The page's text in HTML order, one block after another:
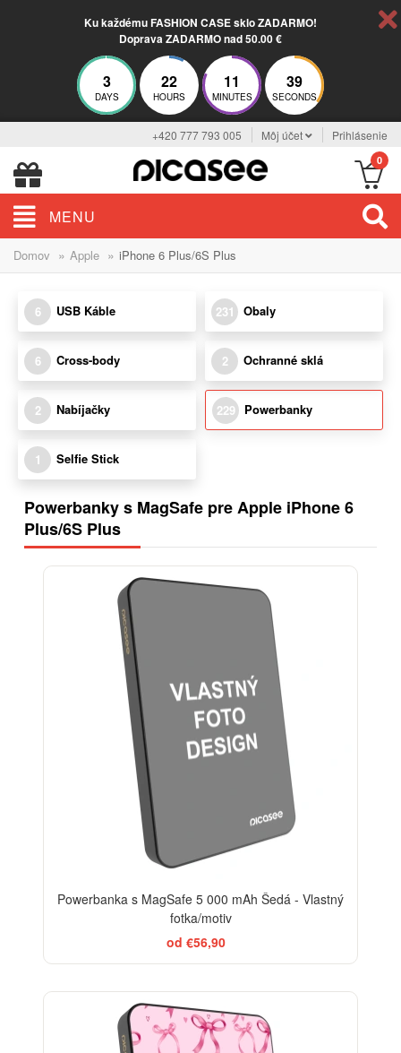
Ku každému FASHION CASE sklo ZADARMO!
Doprava ZADARMO nad 50.00 €
3
DAYS
22
HOURS
11
MINUTES
38
SECONDS
+420 777 793 005 Môj účet Prihlásenie
0
MENU
Domov » Apple » iPhone 6 Plus/6S Plus
6 USB Káble 231 Obaly
6 Cross-body 2 Ochranné sklá
2 Nabíjačky 229 Powerbanky
1 Selfie Stick
Powerbanky s MagSafe pre Apple iPhone 6
Plus/6S Plus
Powerbanka s MagSafe 5 000 mAh Šedá - Vlastný
fotka/motiv
od €56,90